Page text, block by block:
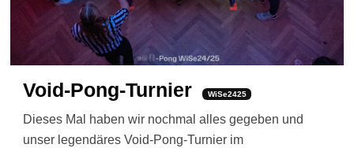
Void-Pong-Turnier WiSe2425
Dieses Mal haben wir nochmal alles gegeben und
unser legendäres Void-Pong-Turnier im